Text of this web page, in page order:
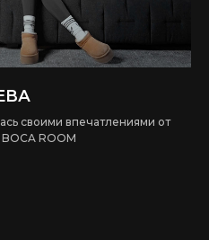
своими впечатлениями от
ROOM